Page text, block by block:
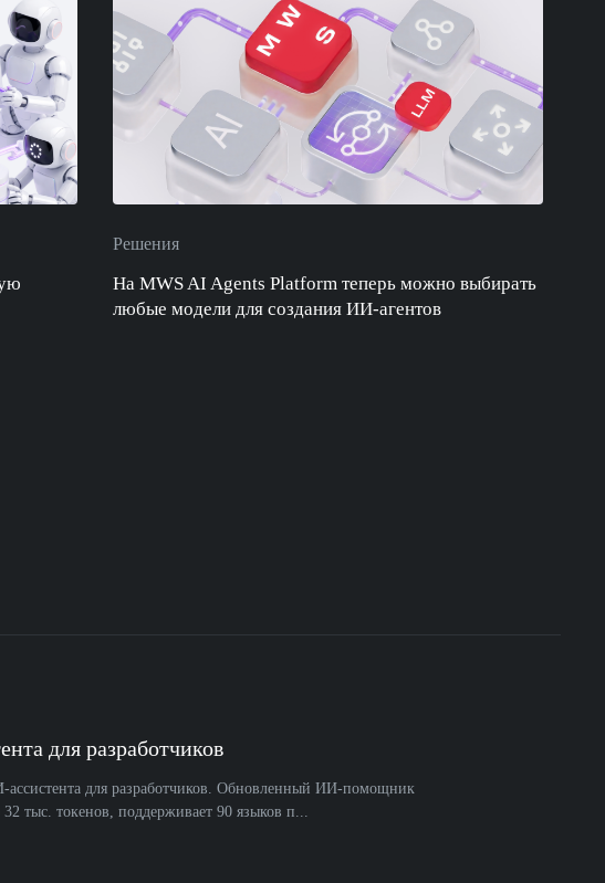
Решения
На MWS AI Agents Platform теперь можно выбирать
любые модели для создания ИИ-агентов
для разработчиков
для разработчиков. Обновленный ИИ-помощник
тыс. токенов, поддерживает 90 языков п...